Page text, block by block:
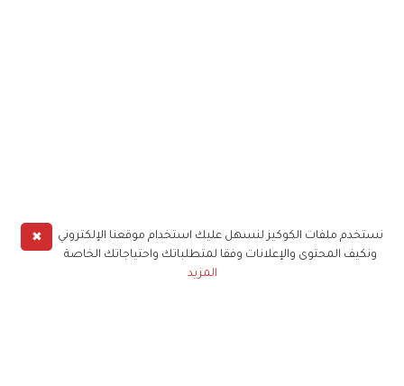
✖
نستخدم ملفات الكوكيز لنسهل عليك استخدام موقعنا الإلكتروني
ونكيف المحتوى والإعلانات وفقا لمتطلباتك واحتياجاتك الخاصة
المزيد